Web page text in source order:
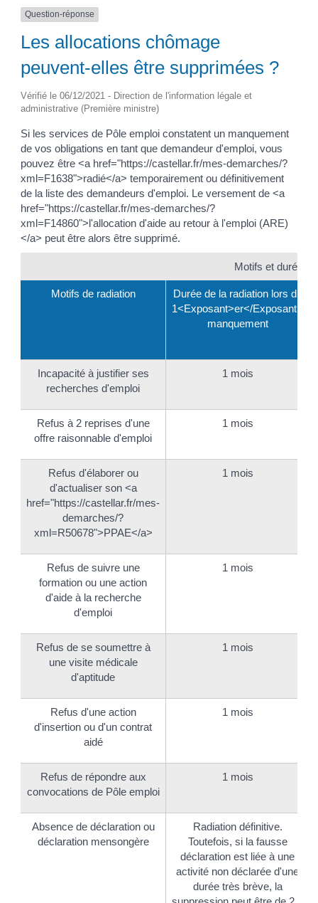
Question-réponse
Les allocations chômage
peuvent-elles être supprimées ?
Vérifié le 06/12/2021 - Direction de l'information légale et
administrative (Première ministre)
Si les services de Pôle emploi constatent un manquement
de vos obligations en tant que demandeur d'emploi, vous
pouvez être <a href="https://castellar.fr/mes-demarches/?
xml=F1638">radié</a> temporairement ou définitivement
de la liste des demandeurs d'emploi. Le versement de <a
href="https://castellar.fr/mes-demarches/?
xml=F14860">l'allocation d'aide au retour à l'emploi (ARE)
</a> peut être alors être supprimé.
Motifs et durées
Motifs de radiation
Durée de la radiation lors du
1<Exposant>er</Exposant>
manquement
Incapacité à justifier ses
recherches d'emploi
1 mois
Refus à 2 reprises d'une
offre raisonnable d'emploi
1 mois
Refus d'élaborer ou
d'actualiser son <a
href="https://castellar.fr/mes-
demarches/?
xml=R50678">PPAE</a>
1 mois
Refus de suivre une
formation ou une action
d'aide à la recherche
d'emploi
1 mois
Refus de se soumettre à
une visite médicale
d'aptitude
1 mois
Refus d'une action
d'insertion ou d'un contrat
aidé
1 mois
Refus de répondre aux
convocations de Pôle emploi
1 mois
Absence de déclaration ou
déclaration mensongère
Radiation définitive.
Toutefois, si la fausse
déclaration est liée à une
activité non déclarée d'une
durée très brève, la